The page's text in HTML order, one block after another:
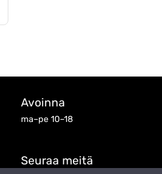
Avoinna
ma–pe 10–18
Seuraa meitä